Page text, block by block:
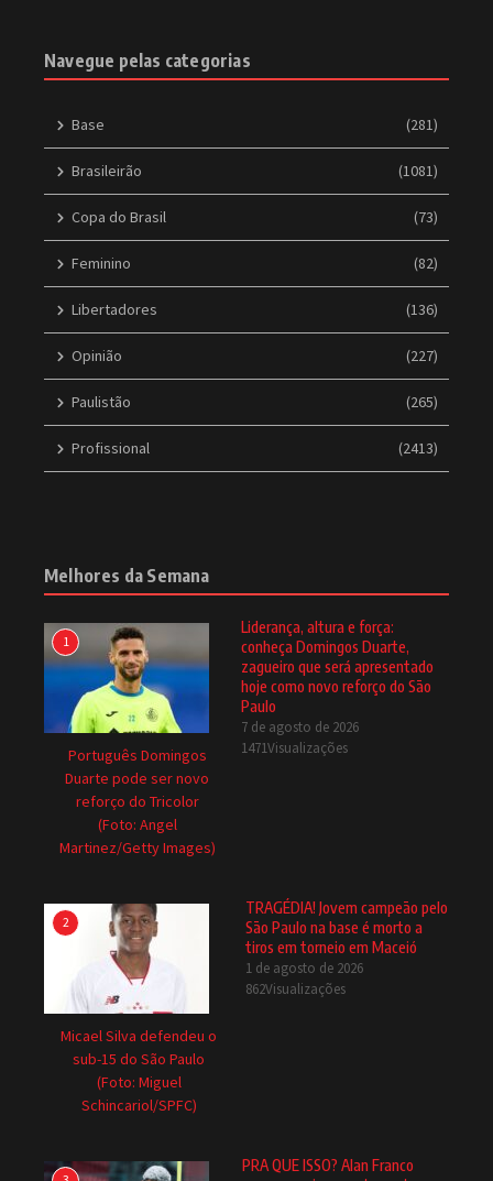
Navegue pelas categorias
Base (281)
Brasileirão (1081)
Copa do Brasil (73)
Feminino (82)
Libertadores (136)
Opinião (227)
Paulistão (265)
Profissional (2413)
Melhores da Semana
1
Português Domingos
Duarte pode ser novo
reforço do Tricolor
(Foto: Angel
Martinez/Getty Images)
Liderança, altura e força:
conheça Domingos Duarte,
zagueiro que será apresentado
hoje como novo reforço do São
Paulo
7 de agosto de 2026
1471Visualizações
2
Micael Silva defendeu o
sub-15 do São Paulo
(Foto: Miguel
Schincariol/SPFC)
TRAGÉDIA! Jovem campeão pelo
São Paulo na base é morto a
tiros em torneio em Maceió
1 de agosto de 2026
862Visualizações
PRA QUE ISSO? Alan Franco